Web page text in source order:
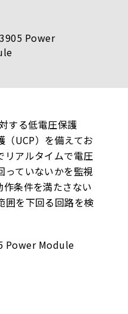
する低電圧保護
（UCP）を備えてお
リアルタイムで電圧
っていないかを監視
条件を満たさない
囲を下回る回路を検